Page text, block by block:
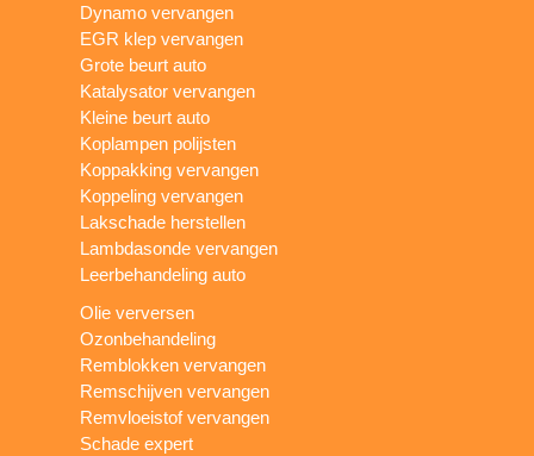
Dynamo vervangen
EGR klep vervangen
Grote beurt auto
Katalysator vervangen
Kleine beurt auto
Koplampen polijsten
Koppakking vervangen
Koppeling vervangen
Lakschade herstellen
Lambdasonde vervangen
Leerbehandeling auto
Olie verversen
Ozonbehandeling
Remblokken vervangen
Remschijven vervangen
Remvloeistof vervangen
Schade expert